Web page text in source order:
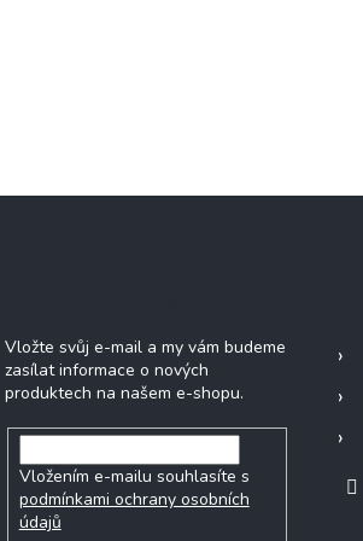
Vložte svůj e-mail a my vám budeme
zasílat informace o nových
produktech na našem e-shopu.
Vložením e-mailu souhlasíte s
podmínkami ochrany osobních
údajů